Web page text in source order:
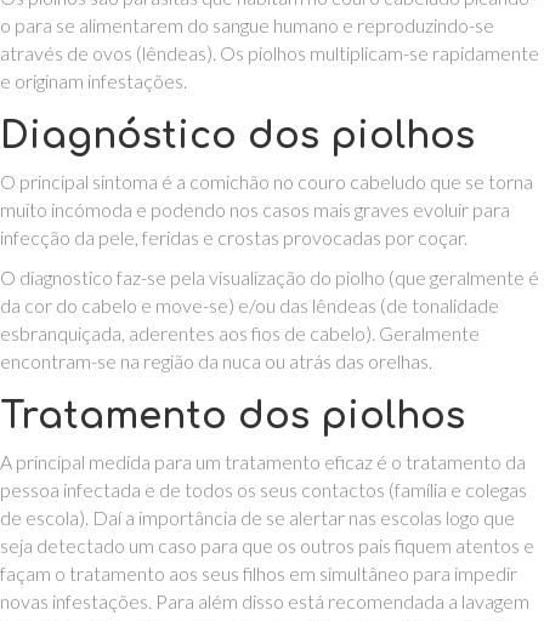
o para se alimentarem do sangue humano e reproduzindo-se
através de ovos (lêndeas). Os piolhos multiplicam-se rapidamente
e originam infestações.
Diagnóstico dos piolhos
O principal sintoma é a comichão no couro cabeludo que se torna
muito incómoda e podendo nos casos mais graves evoluir para
infecção da pele, feridas e crostas provocadas por coçar.
O diagnostico faz-se pela visualização do piolho (que geralmente é
da cor do cabelo e move-se) e/ou das lêndeas (de tonalidade
esbranquiçada, aderentes aos fios de cabelo). Geralmente
encontram-se na região da nuca ou atrás das orelhas.
Tratamento dos piolhos
A principal medida para um tratamento eficaz é o tratamento da
pessoa infectada e de todos os seus contactos (família e colegas
de escola). Daí a importância de se alertar nas escolas logo que
seja detectado um caso para que os outros pais fiquem atentos e
façam o tratamento aos seus filhos em simultâneo para impedir
novas infestações. Para além disso está recomendada a lavagem